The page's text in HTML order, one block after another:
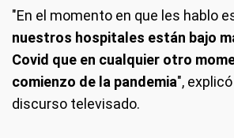
"En el momento en que les hablo
nuestros hospitales están bajo
Covid que en cualquier otro
comienzo de la pandemia",
discurso televisado.